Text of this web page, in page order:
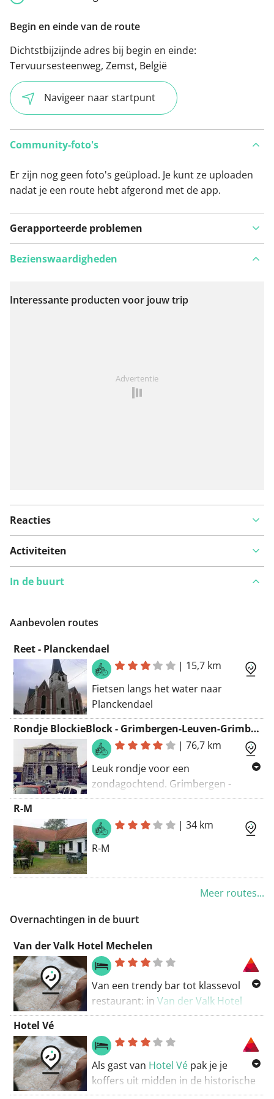
Begin en einde van de route
Dichtstbijzijnde adres bij begin en einde:
Tervuursesteenweg, Zemst, België
Navigeer naar startpunt
Community-foto's
Er zijn nog geen foto's geüpload. Je kunt ze uploaden
nadat je een route hebt afgerond met de app.
Gerapporteerde problemen
Bekijk op kaart
Bezienswaardigheden
Interessante producten voor jouw trip
Advertentie
Reacties
Activiteiten
In de buurt
Aanbevolen routes
Reet - Planckendael
| 15,7 km
Fietsen langs het water naar
Planckendael
Rondje BlockieBlock - Grimbergen-Leuven-Grimbergen via Fiets-O-Strade terug via vaart
|76,7 km
Leuk rondje voor een
zondagochtend. Grimbergen -
Leuven - Grimbergen (via Mechelen)
Vaartkant af.
R-M
|34 km
R-M
Meer routes...
Overnachtingen in de buurt
Van der Valk Hotel Mechelen
Van een trendy bar tot klassevol
restaurant: in Van der Valk Hotel
Mechelenkom je werkelijk niets
biedt bovendien vijf aangepaste
kamers aan.
Meer info en reservatie:
Hotel Vé
Als gast van Hotel Vé pak je je
koffers uit midden in de historische
Mechelse binnenstad. Je logeert in